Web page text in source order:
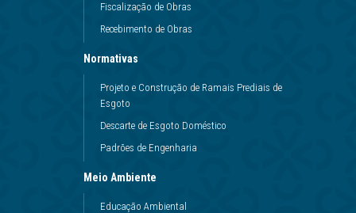
Fiscalização de Obras
Recebimento de Obras
Normativas
Projeto e Construção de Ramais Prediais de
Esgoto
Descarte de Esgoto Doméstico
Padrões de Engenharia
Meio Ambiente
Educação Ambiental